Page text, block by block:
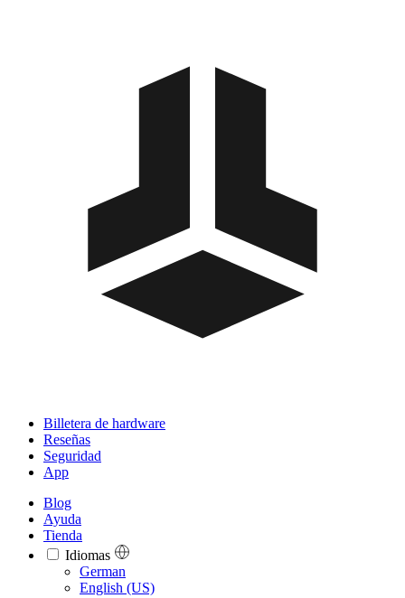
Billetera de hardware
Reseñas
Seguridad
App
Blog
Ayuda
Tienda
Idiomas
Languages
German
English (US)